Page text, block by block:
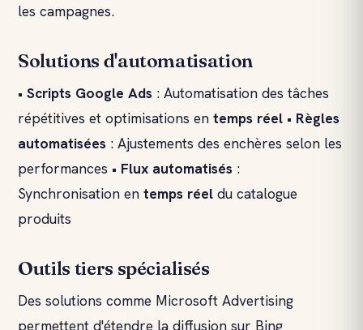
les campagnes.
Solutions d'automatisation
• Scripts Google Ads : Automatisation des tâches
répétitives et optimisations en temps réel • Règles
automatisées : Ajustements des enchères selon les
performances • Flux automatisés :
Synchronisation en temps réel du catalogue
produits
Outils tiers spécialisés
Des solutions comme Microsoft Advertising
permettent d'étendre la diffusion sur Bing